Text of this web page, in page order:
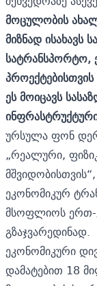
მოცულობის
მიზნად ისახავს
სატრანსპორტო,
ეს მოიცავს
ურსულა ფონ დერ
„რეალური,
ეკონომიკურ
მსოფლიოს ერთ-
გზაჯვარედინად.
ეკონომიკური
დამატებით 18